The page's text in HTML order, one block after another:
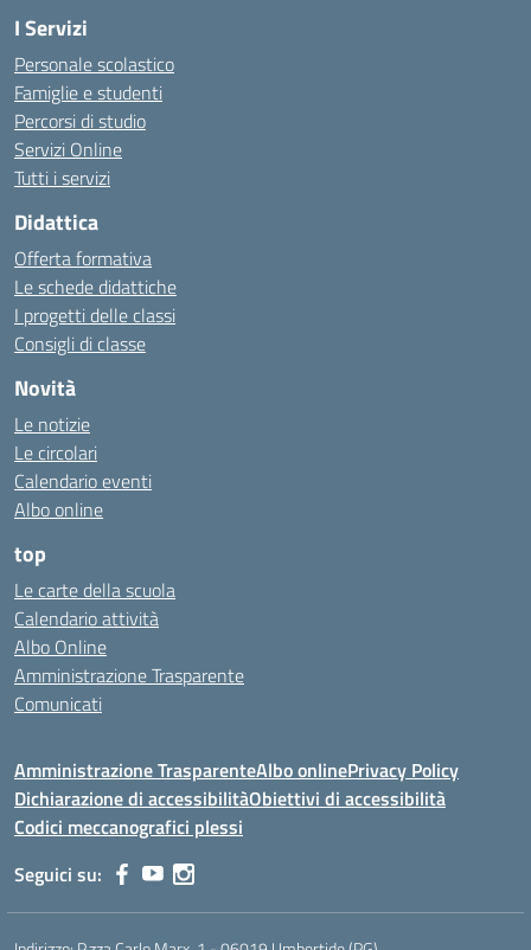
I Servizi
Personale scolastico
Famiglie e studenti
Percorsi di studio
Servizi Online
Tutti i servizi
Didattica
Offerta formativa
Le schede didattiche
I progetti delle classi
Consigli di classe
Novità
Le notizie
Le circolari
Calendario eventi
Albo online
top
Le carte della scuola
Calendario attività
Albo Online
Amministrazione Trasparente
Comunicati
Amministrazione TrasparenteAlbo onlinePrivacy Policy
Dichiarazione di accessibilitàObiettivi di accessibilità
Codici meccanografici plessi
Seguici su: